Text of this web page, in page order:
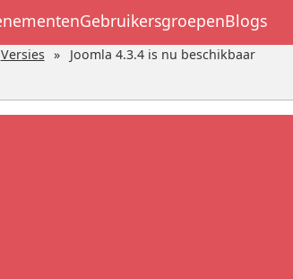
GebruikersgroepenBlogs
Versies Joomla 4.3.4 is nu beschikbaar